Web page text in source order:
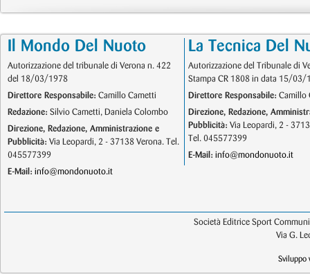
Il Mondo Del Nuoto
Autorizzazione del tribunale di Verona n. 422
del 18/03/1978
Direttore Responsabile: Camillo Cametti
Redazione: Silvio Cametti, Daniela Colombo
Direzione, Redazione, Amministrazione e
Pubblicità: Via Leopardi, 2 - 37138 Verona. Tel.
045577399
E-Mail: info@mondonuoto.it
La Tecnica Del
Autorizzazione del Tribunale di
Stampa CR 1808 in data 15/03/
Direttore Responsabile: Camillo
Direzione, Redazione,
Pubblicità: Via Leopardi, 2 -
Tel. 045577399
E-Mail: info@mondonuoto.it
Società Editrice Sport
Via G.
Sviluppo